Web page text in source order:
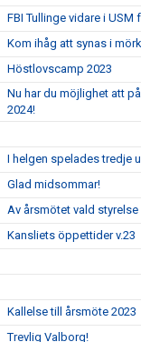
FBI Tullinge vidare i USM
Kom ihåg att synas i
Höstlovscamp 2023
Nu har du möjlighet att
2024!
I helgen spelades tredje
Glad midsommar!
Av årsmötet vald styrelse
Kansliets öppettider v.23
Kallelse till årsmöte 2023
Trevlig Valborg!